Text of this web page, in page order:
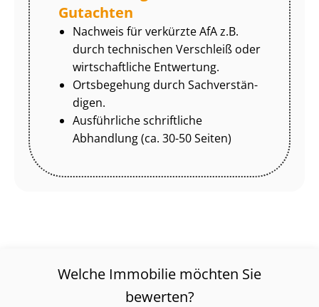
Gutachten
Nachweis für verkürzte AfA z.B.
durch technischen Verschleiß oder
wirtschaftliche Entwertung.
Ortsbegehung durch Sach­ver­stän­
di­gen.
Ausführliche schriftliche
Abhandlung (ca. 30-50 Seiten)
Welche Immobilie möchten Sie
bewerten?